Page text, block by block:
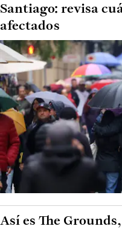
Santiago: revisa
afectados
Así es The